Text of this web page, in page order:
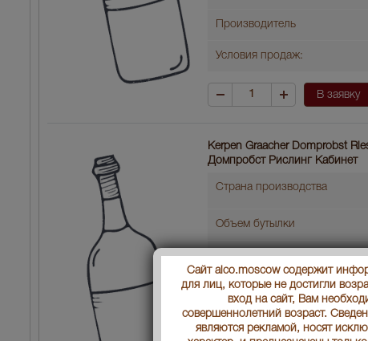
Производитель
Условия продаж:
В заявку
Kerpen Graacher Domprobst
Домпробст Рислинг Кабинет
Страна производства
Объем бутылки
Градус
Год производства
Вид вина
Сайт alco.moscow содержит
для лиц, которые не достигли
вход на сайт, Вам
совершеннолетний возраст.
являются рекламой, носят